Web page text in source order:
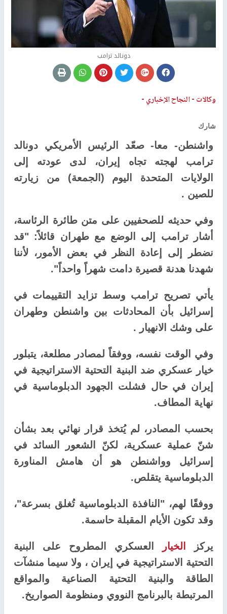
دونالد ترامب
وكالات -النجاح الإخباري -
شارك
واشنطن- معا- صعّد الرئيس الأمريكي دونالد
ترامب لهجته تجاه إيران، لدى عودته إلى
الولايات المتحدة اليوم (الجمعة) من زيارته
للصين .
وفي حديثه للصحفيين على متن طائرة الرئاسة،
أشار ترامب إلى الوضع مع طهران قائلاً: "قد
نضطر إلى إعادة النظر في بعض الأمور، لأننا
شهدنا هدنة قصيرة دامت شهراً واحداً".
يأتي تصريح ترامب وسط تزايد التقييمات في
إسرائيل بأن المحادثات بين واشنطن وطهران
على وشك الانهيار .
وفي الوقت نفسه، ووفقاً لمصادر مطلعة، يتبلور
خيار عسكري ضد البنية التحتية الاستراتيجية في
إيران في حال فشلت الجهود الدبلوماسية في
نهاية المطاف.
بحسب المصادر، لم يُتخذ قرار نهائي بعد بشأن
شنّ عملية عسكرية، لكنّ الشعور السائد في
إسرائيل وواشنطن هو أن هامش المناورة
الدبلوماسية يتقلص.
ووفقًا لهم، "النافذة الدبلوماسية تُغلق بسرعة"،
وقد تكون الأيام المقبلة حاسمة.
يركز الخيار
العسكري المطروح على البنية
التحتية الاستراتيجية في إيران ، ولا سيما منشآت
الطاقة والبنية التحتية الصناعية والمواقع
المرتبطة بالبرنامج النووي ومنظومة الصواريخ.